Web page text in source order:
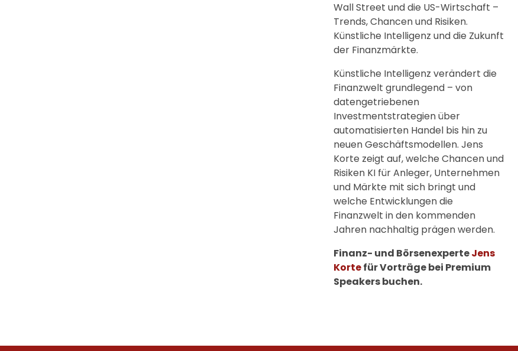
Wall Street und die US-Wirtschaft –
Trends, Chancen und Risiken.
Künstliche Intelligenz und die Zukunft
der Finanzmärkte.
Künstliche Intelligenz verändert die
Finanzwelt grundlegend – von
datengetriebenen
Investmentstrategien über
automatisierten Handel bis hin zu
neuen Geschäftsmodellen. Jens
Korte zeigt auf, welche Chancen und
Risiken KI für Anleger, Unternehmen
und Märkte mit sich bringt und
welche Entwicklungen die
Finanzwelt in den kommenden
Jahren nachhaltig prägen werden.
Finanz- und BörsenexperteJens
Kortefür Vorträge bei Premium
Speakers buchen.